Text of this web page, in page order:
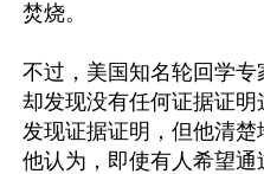
焚烧。
不过，美国知名轮回学专
却发现没有任何证据证
发现证据证明，但他清楚
他认为，即使有人希望通